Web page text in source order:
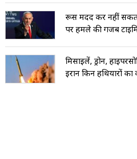
रूस मदद कर नहीं
पर हमले की गजब
मिसाइलें, ड्रोन,
ईरान किन हथियारों